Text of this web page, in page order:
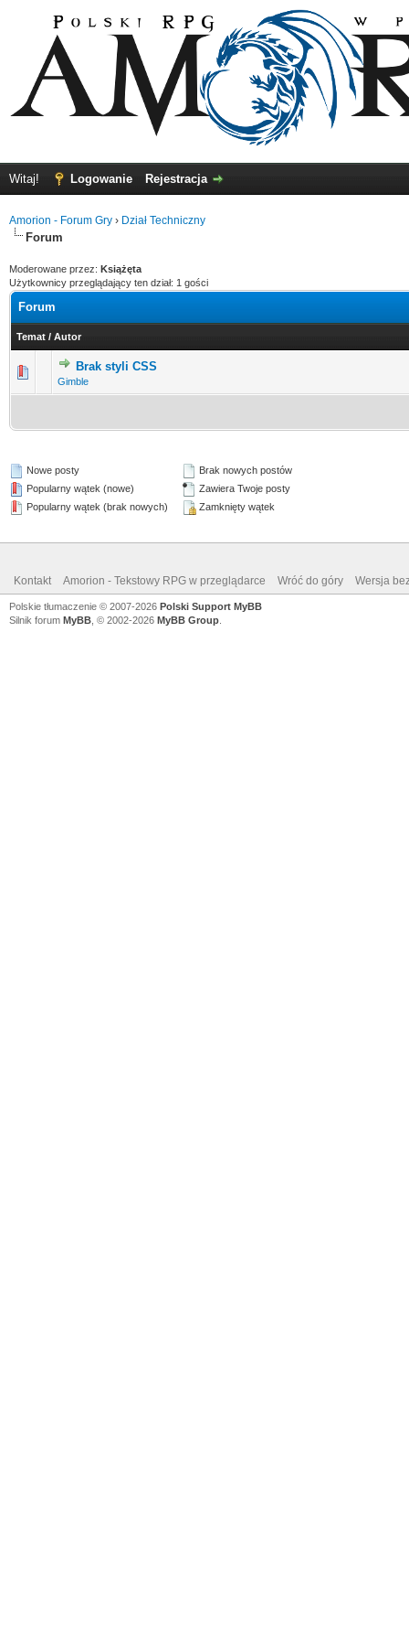
Witaj! Logowanie Rejestracja
Amorion - Forum Gry › Dział Techniczny
Forum
Moderowane przez: Książęta
Użytkownicy przeglądający ten dział: 1 gości
Forum
Temat / Autor
Brak styli CSS
Gimble
0 głosów - średnia ocena: 0 na 5 gwiazdek
Nowe posty
Popularny wątek (nowe)
Popularny wątek (brak nowych)
Brak nowych postów
Zawiera Twoje posty
Zamknięty wątek
Kontakt Amorion - Tekstowy RPG w przeglądarce Wróć do góry Wersja
Polskie tłumaczenie © 2007-2026 Polski Support MyBB
Silnik forum MyBB , © 2002-2026 MyBB Group